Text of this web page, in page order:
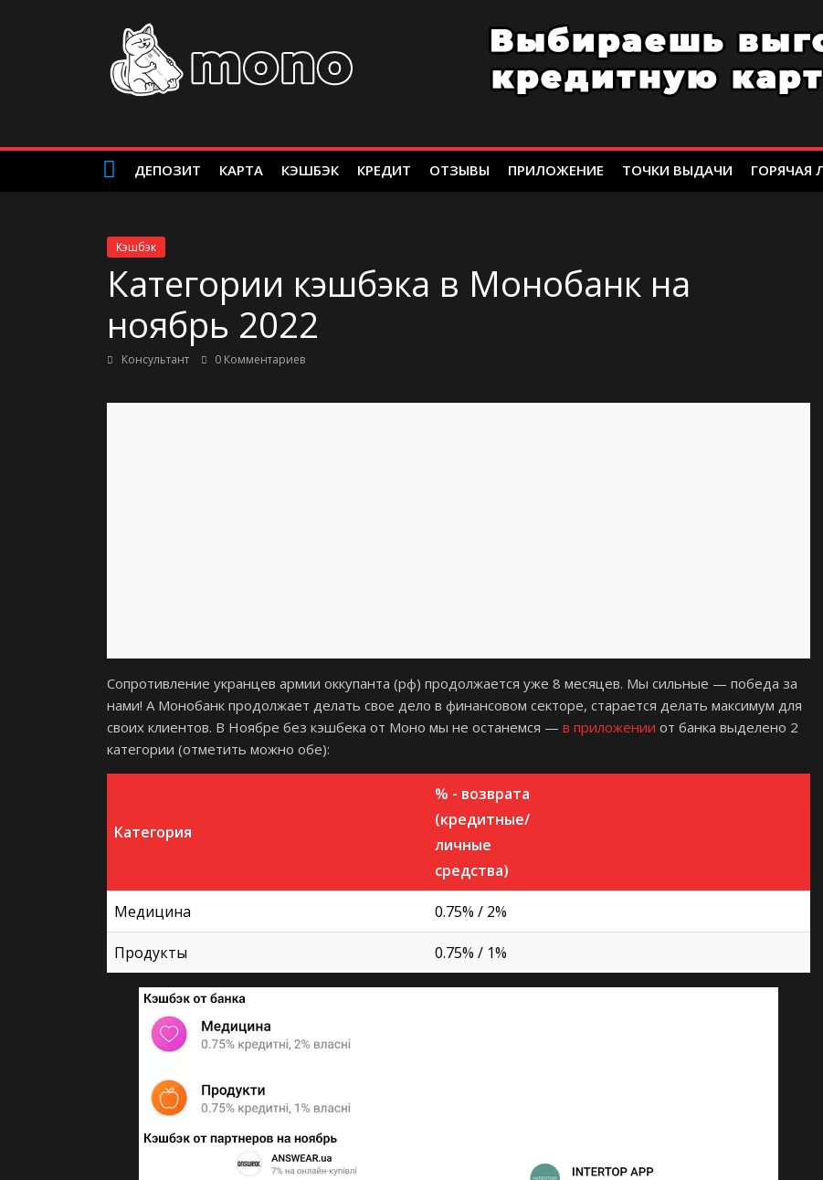
MonobankInfo
Все
банке
Monobank
в
ДЕПОЗИТ КАРТА КЭШБЭК КРЕДИТ ОТЗЫВЫ ПРИЛОЖЕНИЕ ТОЧКИ ВЫДАЧИ ГОРЯЧАЯ
Кэшбэк
Категории кэшбэка в Монобанк на
ноябрь 2022
Консультант 0 Комментариев
Сопротивление укранцев армии оккупанта (рф) продолжается уже 8 месяцев. Мы сильные — победа за
нами! А Монобанк продолжает делать свое дело в финансовом секторе, старается делать максимум для
своих клиентов. В Ноябре без кэшбека от Моно мы не останемся — в приложении от банка выделено 2
категории (отметить можно обе):
Категория
% - возврата
(кредитные/
личные
средства)
Медицина 0.75% / 2%
Продукты 0.75% / 1%